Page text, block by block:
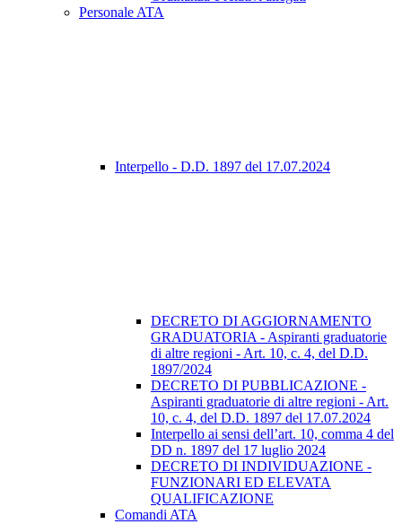
Personale ATA
Interpello - D.D. 1897 del 17.07.2024
DECRETO DI AGGIORNAMENTO
GRADUATORIA - Aspiranti graduatorie
di altre regioni - Art. 10, c. 4, del D.D.
1897/2024
DECRETO DI PUBBLICAZIONE -
Aspiranti graduatorie di altre regioni - Art.
10, c. 4, del D.D. 1897 del 17.07.2024
Interpello ai sensi dell’art. 10, comma 4 del
DD n. 1897 del 17 luglio 2024
DECRETO DI INDIVIDUAZIONE -
FUNZIONARI ED ELEVATA
QUALIFICAZIONE
Comandi ATA